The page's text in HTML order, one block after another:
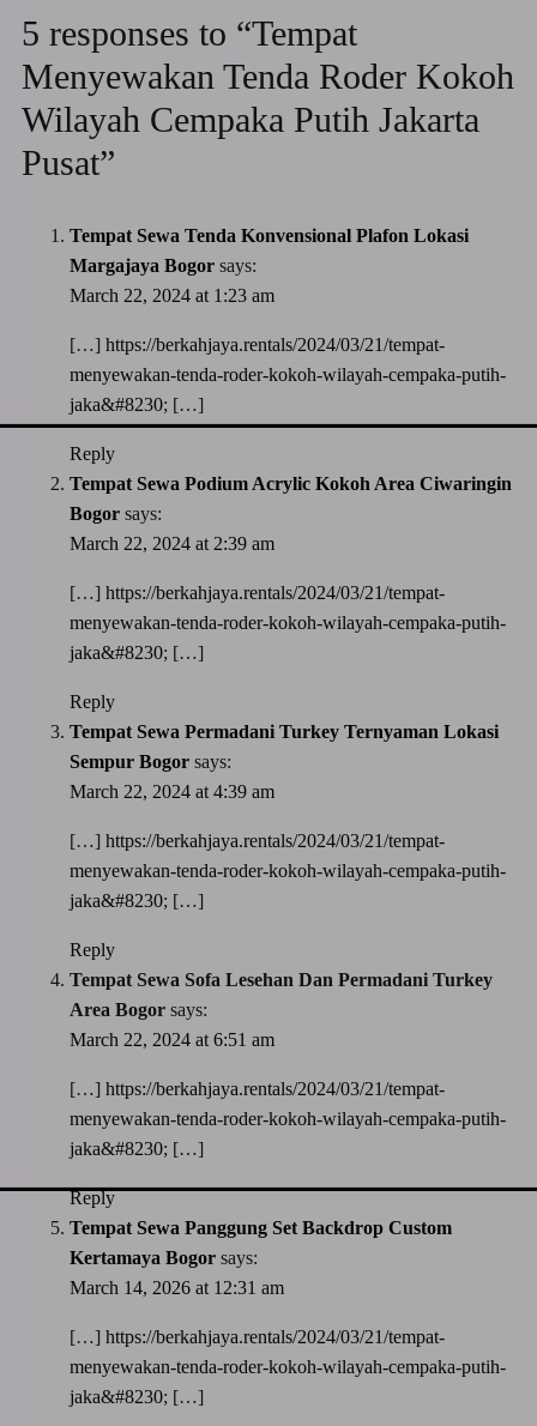
5 responses to “Tempat
Menyewakan Tenda Roder Kokoh
Wilayah Cempaka Putih Jakarta
Pusat”
Tempat Sewa Tenda Konvensional Plafon Lokasi
Margajaya Bogor says:
March 22, 2024 at 1:23 am
[…] https://berkahjaya.rentals/2024/03/21/tempat-
menyewakan-tenda-roder-kokoh-wilayah-cempaka-putih-
jaka&#8230; […]
Reply
Tempat Sewa Podium Acrylic Kokoh Area Ciwaringin
Bogor says:
March 22, 2024 at 2:39 am
[…] https://berkahjaya.rentals/2024/03/21/tempat-
menyewakan-tenda-roder-kokoh-wilayah-cempaka-putih-
jaka&#8230; […]
Reply
Tempat Sewa Permadani Turkey Ternyaman Lokasi
Sempur Bogor says:
March 22, 2024 at 4:39 am
[…] https://berkahjaya.rentals/2024/03/21/tempat-
menyewakan-tenda-roder-kokoh-wilayah-cempaka-putih-
jaka&#8230; […]
Reply
Tempat Sewa Sofa Lesehan Dan Permadani Turkey
Area Bogor says:
March 22, 2024 at 6:51 am
[…] https://berkahjaya.rentals/2024/03/21/tempat-
menyewakan-tenda-roder-kokoh-wilayah-cempaka-putih-
jaka&#8230; […]
Reply
Tempat Sewa Panggung Set Backdrop Custom
Kertamaya Bogor says:
March 14, 2026 at 12:31 am
[…] https://berkahjaya.rentals/2024/03/21/tempat-
menyewakan-tenda-roder-kokoh-wilayah-cempaka-putih-
jaka&#8230; […]